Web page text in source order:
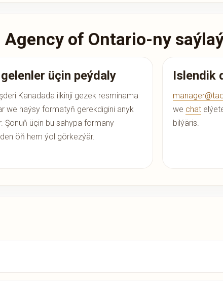
of Ontario-ny
üçin peýdaly
Kanadada ilkinji gezek resminama
we haýsy formatyň gerekdigini anyk
Şonuň üçin bu sahypa formany
öň hem ýol görkezýär.
Islendik
we chat
bilýäris.